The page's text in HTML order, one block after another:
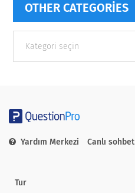
OTHER CATEGORIES
categories
Yardım Merkezi Canlı sohbet
Tur